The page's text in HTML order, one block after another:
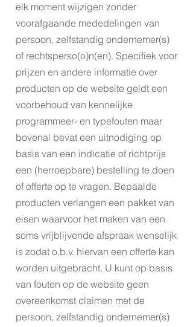
elk moment wijzigen zonder
voorafgaande mededelingen van
persoon, zelfstandig ondernemer(s)
of rechtsperso(o)n(en). Specifiek voor
prijzen en andere informatie over
producten op de website geldt een
voorbehoud van kennelijke
programmeer- en typefouten maar
bovenal bevat een uitnodiging op
basis van een indicatie of richtprijs
een (herroepbare) bestelling te doen
of offerte op te vragen. Bepaalde
producten verlangen een pakket van
eisen waarvoor het maken van een
soms vrijblijvende afspraak wenselijk
is zodat o.b.v. hiervan een offerte kan
worden uitgebracht. U kunt op basis
van fouten op de website geen
overeenkomst claimen met de
persoon, zelfstandig ondernemer(s)